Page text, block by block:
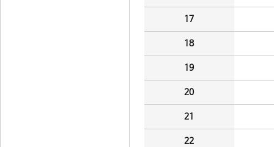
17
18
19
20
21
22